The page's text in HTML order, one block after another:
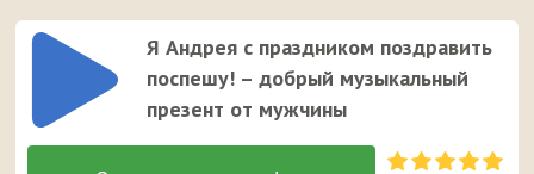
Я Андрея с праздником поздравить
поспешу! – добрый музыкальный
презент от мужчины